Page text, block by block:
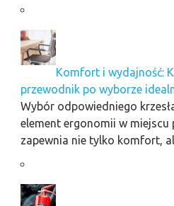
Komfort i wydajność:
przewodnik po wyborze
Wybór odpowiedniego
element ergonomii w miejscu
zapewnia nie tylko komfort,